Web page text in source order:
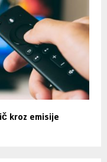
kroz emisije